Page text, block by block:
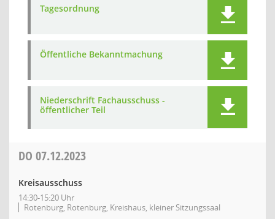
Tagesordnung
Öffentliche Bekanntmachung
Niederschrift Fachausschuss -
öffentlicher Teil
DO 07.12.2023
Kreisausschuss
14:30-15:20 Uhr
Rotenburg, Rotenburg, Kreishaus, kleiner Sitzungssaal